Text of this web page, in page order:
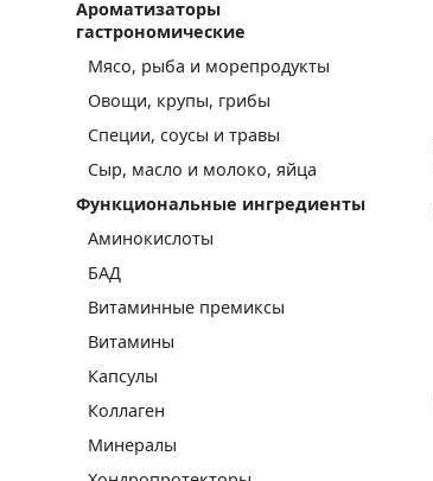
Ароматизаторы
гастрономические
Мясо, рыба и морепродукты
Овощи, крупы, грибы
Специи, соусы и травы
Сыр, масло и молоко, яйца
Функциональные ингредиенты
Аминокислоты
БАД
Витаминные премиксы
Витамины
Капсулы
Коллаген
Минералы